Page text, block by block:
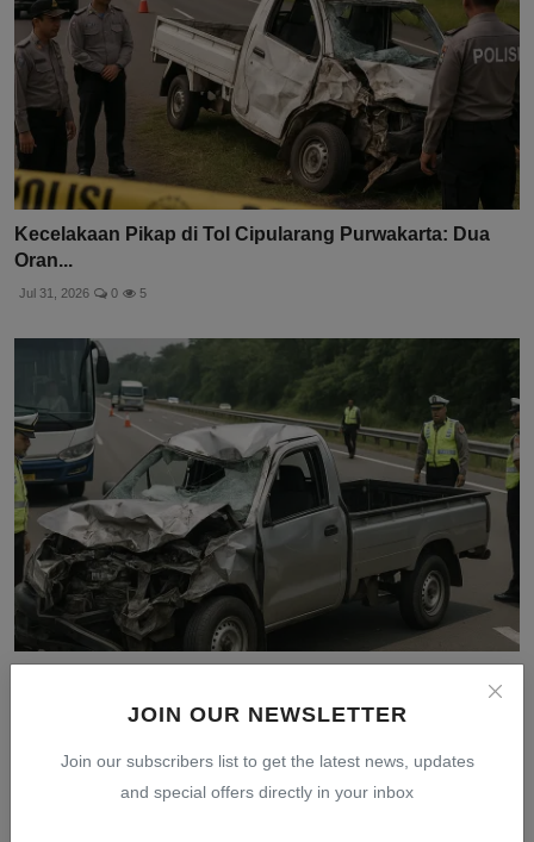
JOIN OUR NEWSLETTER
Join our subscribers list to get the latest news, updates
and special offers directly in your inbox
Kecelakaan Pikap di Tol Cipularang Purwakarta: Dua
Oran...
Jul 31, 2026 0 5